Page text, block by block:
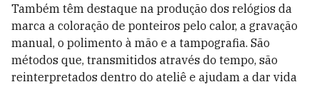
Também têm destaque na produção dos relógios da
marca a coloração de ponteiros pelo calor, a gravação
manual, o polimento à mão e a tampografia. São
métodos que, transmitidos através do tempo, são
reinterpretados dentro do ateliê e ajudam a dar vida